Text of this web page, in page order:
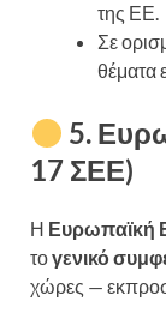
της ΕΕ.
Σε
θέματα
5.
17 ΣΕΕ)
Η Ευρωπαϊκή
τογενικό
χώρες —